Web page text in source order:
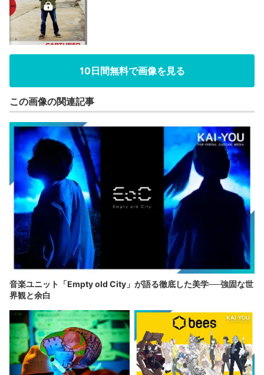
10日間無料で画像を見る
この画像の関連記事
音楽ユニット「Empty old City」が語る徹底した美学──強固な世
界観と余白